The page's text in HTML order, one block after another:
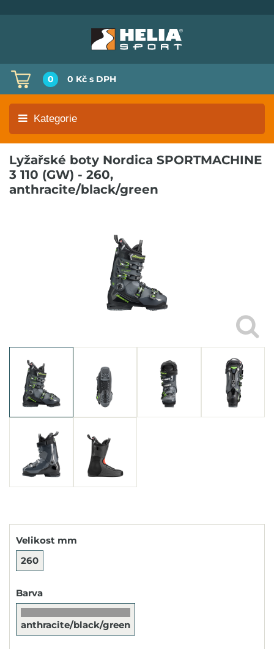
0 0 Kč s DPH
Kategorie
Lyžařské boty Nordica SPORTMACHINE
3 110 (GW) - 260,
anthracite/black/green
Velikost mm
260
Barva
anthracite/black/green